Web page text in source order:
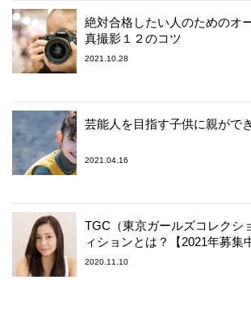
絶対合格したい人のためのオ
真撮影１２のコツ
2021.10.28
芸能人を目指す子供に親がで
2021.04.16
TGC（東京ガールズコレクシ
ィションとは？【2021年募集
2020.11.10